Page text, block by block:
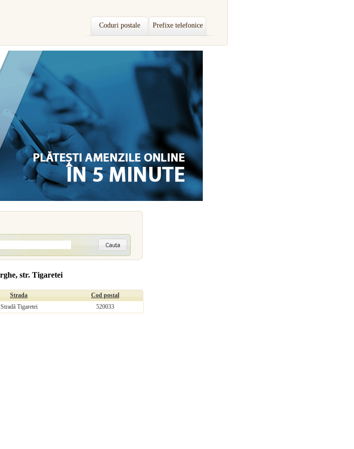
Coduri postale Prefixe telefonice
str. Tigaretei
Strada
Cod postal
Stradă Tigaretei 520033